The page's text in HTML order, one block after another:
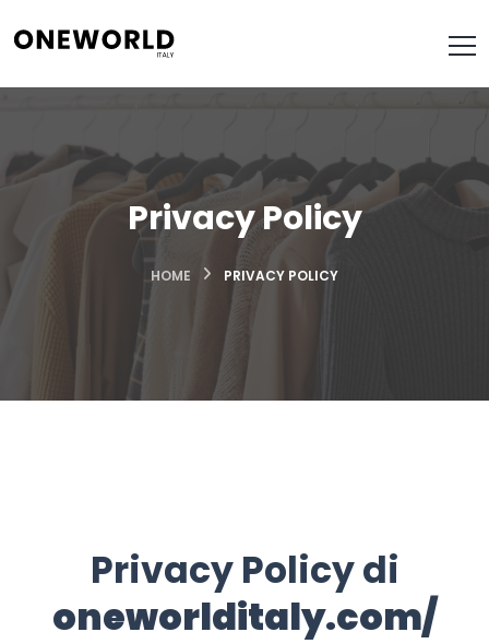
Privacy Policy
HOME PRIVACY POLICY
Privacy Policy di
oneworlditaly.com/